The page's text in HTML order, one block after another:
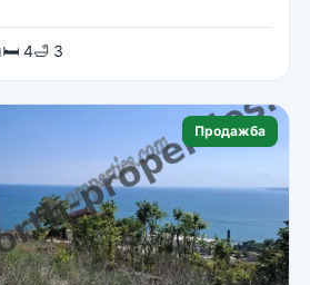
🛏 4🛁 3
Продажба